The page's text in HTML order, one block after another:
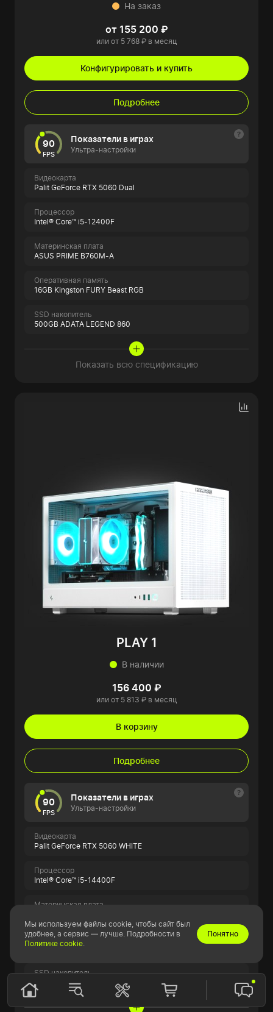
На заказ
от 155 200 ₽
или от 5 768 ₽ в месяц
Конфигурировать и купить
Подробнее
90
FPS
Показатели в играх
Ультра-настройки
Видеокарта
Palit GeForce RTX 5060 Dual
Процессор
Intel® Core™ i5-12400F
Материнская плата
ASUS PRIME B760M-A
Оперативная память
16GB Kingston FURY Beast RGB
SSD накопитель
500GB ADATA LEGEND 860
Показать всю спецификацию
PLAY 1
В наличии
156 400 ₽
или от 5 813 ₽ в месяц
В корзину
Подробнее
90
FPS
Показатели в играх
Ультра-настройки
Видеокарта
Palit GeForce RTX 5060 WHITE
Процессор
Intel® Core™ i5-14400F
Материнская плата
Оперативная память
16GB Kingston FURY Beast RGB
SSD накопитель
500GB ADATA LEGEND 860
Мы используем файлы cookie, чтобы сайт был
удобнее, а сервис — лучше. Подробности в
Политике cookie.
Понятно